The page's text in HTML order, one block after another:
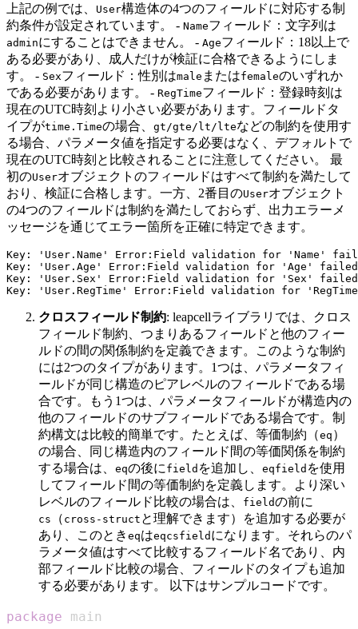
上記の例では、 User構造体の4つのフィールドに対応する制
約条件が設定されています。 - Nameフィールド：文字列は
adminにすることはできません。 - Ageフィールド：18以上で
ある必要があり、成人だけが検証に合格できるようにしま
す。 - Sexフィールド：性別はmale またはfemaleのいずれか
である必要があります。 - RegTimeフィールド：登録時刻は
現在のUTC時刻より小さい必要があります。フィールドタ
イプがtime.Timeの場合、 gt/gte/lt/lteなどの制約を使用す
る場合、パラメータ値を指定する必要はなく、デフォルトで
現在のUTC時刻と比較されることに注意してください。 最
初のUserオブジェクトのフィールドはすべて制約を満たして
おり、検証に合格します。一方、2番目のUserオブジェクト
の4つのフィールドは制約を満たしておらず、出力エラーメ
ッセージを通じてエラー箇所を正確に特定できます。
Key: 'User.Name' Error:Field validation for 'Name'
Key: 'User.Age' Error:Field validation for 'Age'
Key: 'User.Sex' Error:Field validation for 'Sex'
クロスフィールド制約: leapcellライブラリでは、クロス
フィールド制約、つまりあるフィールドと他のフィー
ルドの間の関係制約を定義できます。このような制約
には2つのタイプがあります。1つは、パラメータフィ
ールドが同じ構造のピアレベルのフィールドである場
合です。もう1つは、パラメータフィールドが構造内の
他のフィールドのサブフィールドである場合です。制
約構文は比較的簡単です。たとえば、等価制約（eq ）
の場合、同じ構造内のフィールド間の等価関係を制約
する場合は、 eqの後に field を追加し、 eqfield を使用
してフィールド間の等価制約を定義します。より深い
レベルのフィールド比較の場合は、
fieldの前に
cs （ cross-struct と理解できます）を追加する必要が
あり、このとき eqはeqcsfield になります。それらのパ
ラメータ値はすべて比較するフィールド名であり、内
部フィールド比較の場合、フィールドのタイプも追加
する必要があります。 以下はサンプルコードです。
package